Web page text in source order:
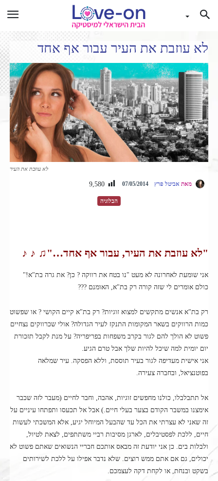
לא עוזבת את העיר עבור אף אחד
לא עוזבת את העיר
הבלוגיה
מאת אביטל פרץ 07/05/2014
9,580
"לא עוזבת את העיר, עבור אף אחד…"♫ ♪ ♪
אני שומעת לאחרונה לא מעט "נו בטח את רווקה ? כן? את גרה בת"א!"
כולם אומרים לי שזה קורה רק בת"א, האומנם ???
רק בת"א אנשים מתקשים למצוא זוגיות? רק בת"א קיים הקושי ? או שפשוט
כמות הרווקים בשאר המקומות התנקז לעיר הגדולה? אולי שכרווקים נצחיים
פשוט לא הולך להם לגור בקרב משפחות בפריפריה? על מנת לקבל תזכורת
יום יומית למה שיכל להיות שלך אבל טרם הגיע.
אני אישית מעדיפה לגור בעיר תוססת, וללא הפסקה. עיר שמלאה
בפוטנציאל, ובחברה צעירה.
אל תתבלבלו, כולנו מחפשים זוגיות, אהבה, וחבר לחיים (מעבר לזה שכבר
אימצנו במשבר הקודם בצער בעלי חיים.) אבל אל תכעסו ותפתחו עיניים על
זה שאני לא עצרתי את הכל עד שהבעל המיוחל יגיע, אלא המשכתי לעשות
חיים, ללכת לפסטיבלים, לארגן מסיבות רביי משתתפים, לצאת לטיול,
ולבלות בים. כן אני יודעת זה מבאס אותכם חבריי הנשואים שאתם פשוט לא
יכולים, גם אם אתם ממש רוצים. שלא נדבר אפילו על ללכת לשירותים
בשקט ובנחת, או לקחת דקה לעצמכם.